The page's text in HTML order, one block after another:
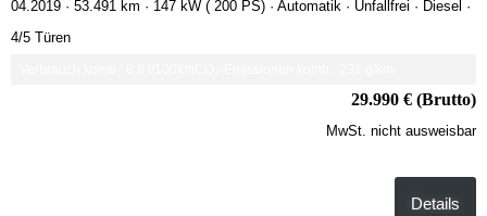
04.2019 · 53.491 km · 147 kW ( 200 PS) · Automatik · Unfallfrei · Diesel ·
4/5 Türen
29.990 € (Brutto)
MwSt. nicht ausweisbar
Details